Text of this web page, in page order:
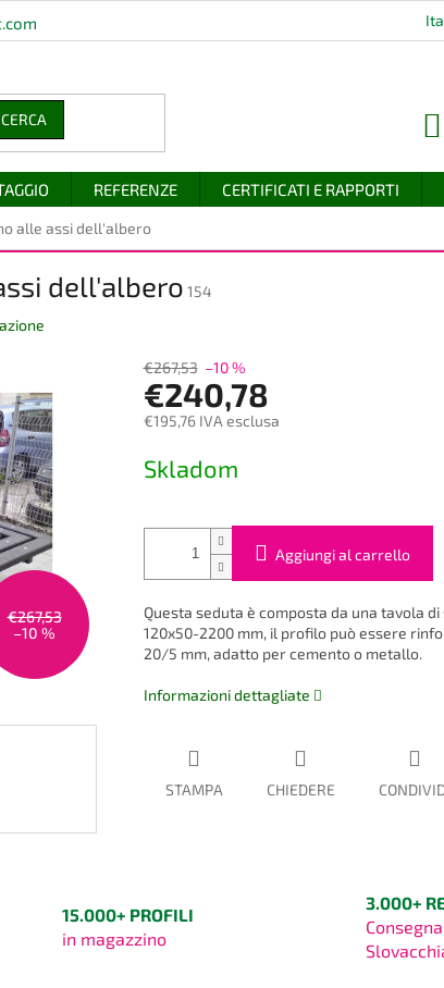
REFERENZE CERTIFICATI E RAPPORTI
alle assi dell'albero
dell'albero 154
€267,53
–10 %
€267,53 –10 %
€240,78
€195,76 IVA esclusa
della
Skladom
Aggiungi al carrello
Questa seduta è composta da una tavola
120x50-2200 mm, il profilo può essere
20/5 mm, adatto per cemento o metallo.
Informazioni dettagliate
STAMPA CHIEDERE
15.000+ PROFILI
in magazzino
3.000+